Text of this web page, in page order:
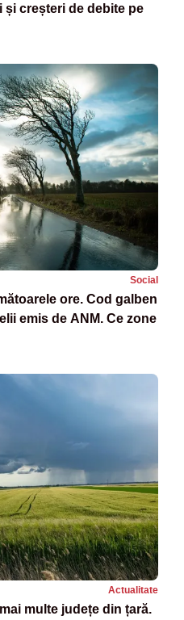
și creșteri de debite pe
Social
ore. Cod galben
emis de ANM. Ce zone
Actualitate
multe județe din țară.